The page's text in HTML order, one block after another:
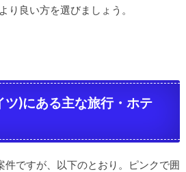
り良い方を選びましょう。
ツ)にある主な旅行・ホテ
件ですが、以下のとおり。ピンクで囲